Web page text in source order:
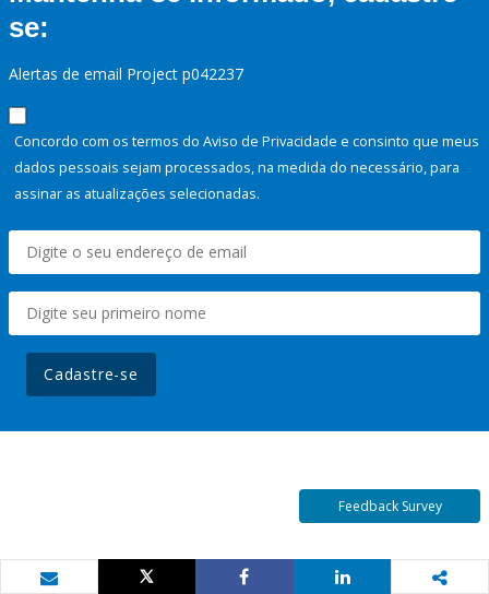
se:
Alertas de email Project p042237
Concordo com os termos do Aviso de Privacidade e consinto que meus
dados pessoais sejam processados, na medida do necessário, para
assinar as atualizações selecionadas.
Cadastre-se
Feedback Survey